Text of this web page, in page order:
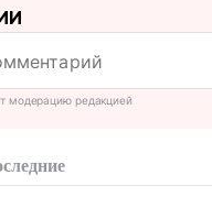
модерацию редакцией